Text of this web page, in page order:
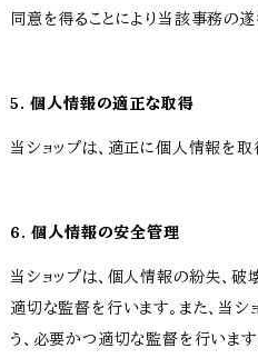
同意を得ることにより当該事務の
5. 個人情報の適正な取得
当ショップは、適正に個人情報を取
6. 個人情報の安全管理
当ショップは、個人情報の紛失、
適切な監督を行います。また、当
う、必要かつ適切な監督を行います